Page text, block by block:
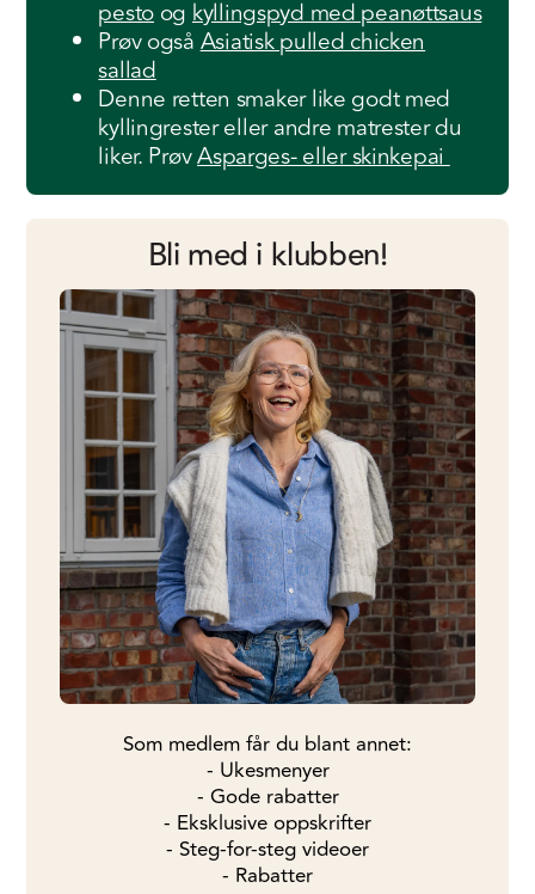
pesto og kyllingspyd med peanøttsaus
Prøv ogsåAsiatisk pulled chicken
sallad
Denne retten smaker like godt med
kyllingrester eller andre matrester du
liker. PrøvAsparges- eller skinkepai
Bli med i klubben!
Som medlem får du blant annet:
- Ukesmenyer
- Gode rabatter
- Eksklusive oppskrifter
- Steg-for-steg videoer
- Rabatter